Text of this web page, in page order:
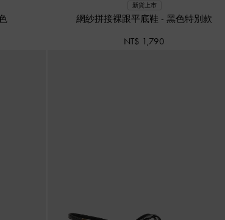
新貨上市
網紗拼接裸跟平底鞋 -黑色特別款
NT$ 1,790